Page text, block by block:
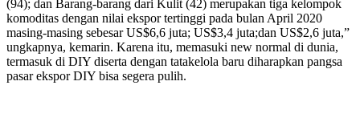
(94); dan Barang-barang dari Kulit (42) merupakan tiga kelompok
komoditas dengan nilai ekspor tertinggi pada bulan April 2020
masing-masing sebesar US$6,6 juta; US$3,4 juta;dan US$2,6 juta,”
ungkapnya, kemarin. Karena itu, memasuki new normal di dunia,
termasuk di DIY diserta dengan tatakelola baru diharapkan pangsa
pasar ekspor DIY bisa segera pulih.